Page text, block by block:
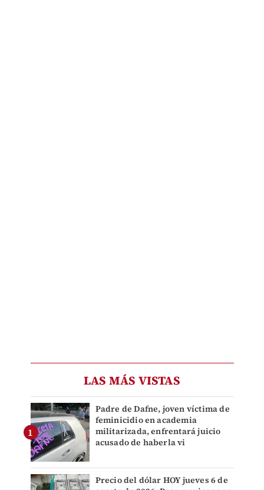
LAS MÁS VISTAS
Padre de Dafne, joven víctima de
feminicidio en academia
militarizada, enfrentará juicio
acusado de haberla vi
Precio del dólar HOY jueves 6 de